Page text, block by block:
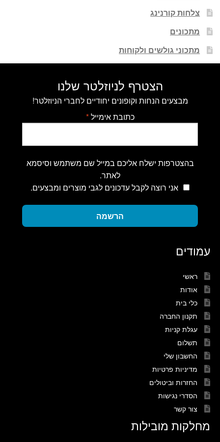
צלחות קורנינג
מתכונים
מתכוני גולשים ולקוחות
הצטרף לניוזלטר שלנו
מבצעים הנחות וקופונים יחודיים לחברי הניוזלטר!
כתובת אימייל*
בהצטרפות ישלח אליכם במייל שם משתמש וסיסמא
לאתר.
אני רוצה לקבל עדכונים לגבי מוצרים ומבצעים.
הרשמה
עמודים
ראשי
אודות
כלי בית
תקנון החברה
עגלת קניות
תשלום
החשבון שלי
מדיניות פרטיות
החזרות וביטולים
הסדרי נגישות
צור קשר
מחלקות מובילות